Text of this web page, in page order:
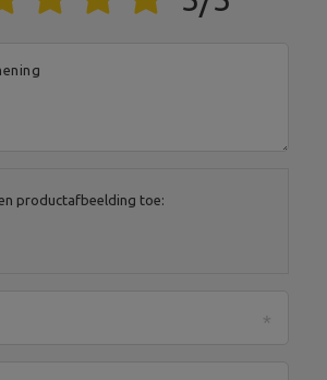
Je e-mailadres:
productafbeelding toe: